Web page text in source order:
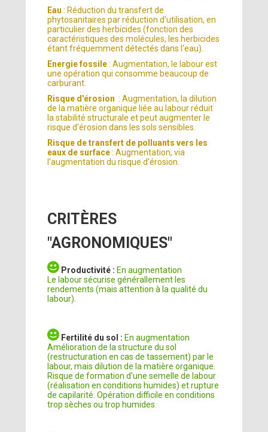
Eau : Réduction du transfert de
phytosanitaires par réduction d'utilisation, en
particulier des herbicides (fonction des
caractéristiques des molécules, les herbicides
étant fréquemment détectés dans l'eau).
Energie fossile: Augmentation, le labour est
une opération qui consomme beaucoup de
carburant.
Risque d'érosion : Augmentation, la dilution
de la matière organique liée au labour réduit
la stabilité structurale et peut augmenter le
risque d'érosion dans les sols sensibles.
Risque de transfert de polluants vers les
eaux de surface: Augmentation, via
l'augmentation du risque d'érosion.
CRITÈRES
"AGRONOMIQUES"
Productivité : En augmentation
Le labour sécurise générallement les
rendements (mais attention à la qualité du
labour).
Fertilité du sol : En augmentation
Amélioration de la structure du sol
(restructuration en cas de tassement) par le
labour, mais dilution de la matière organique.
Risque de formation d'une semelle de labour
(réalisation en conditions humides) et rupture
de capilarité. Opération difficile en conditions
trop sèches ou trop humides.